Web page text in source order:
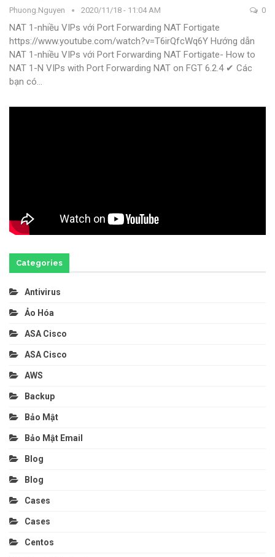
Phuong.nguyen 2020/11/18 - 11:04 AM 0
NAT 1-nhiều VIPs với Port Forwarding NAT Fortigate
https://www.youtube.com/watch?v=T6irQfcWq6Y Hướng dẫn
NAT 1-nhiều VIPs với Port Forwarding NAT Fortigate- How to
NAT 1-N VIPs with Port Forwarding NAT on FGT 6.2.4 ✔ Các
bạn có…
Categories
Antivirus
Ảo Hóa
ASA Cisco
ASA Cisco
AWS
Backup
Bảo Mật
Bảo Mật Email
Blog
Blog
Cases
Cases
Centos